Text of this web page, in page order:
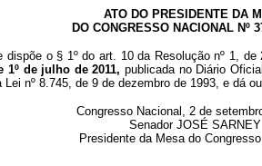
ATO DO PRESIDENTE DA
DO CONGRESSO NACIONAL Nº
dispõe o § 1º do art. 10 da Resolução nº 1,
1º de julho de 2011,publicada no Diário
nº 8.745, de 9 de dezembro de 1993, e dá
Congresso Nacional, 2 de
Senador JOSÉ SARNEY
Presidente da Mesa do